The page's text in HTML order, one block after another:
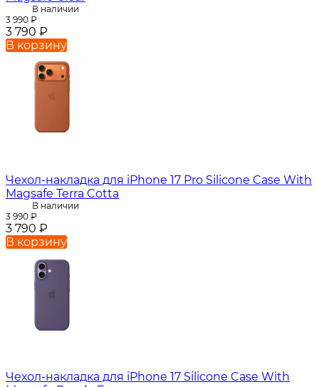
В наличии
3 990 ₽
3 790 ₽
В корзину
Чехол-накладка для iPhone 17 Pro Silicone Case With
Magsafe Terra Cotta
В наличии
3 990 ₽
3 790 ₽
В корзину
Чехол-накладка для iPhone 17 Silicone Case With